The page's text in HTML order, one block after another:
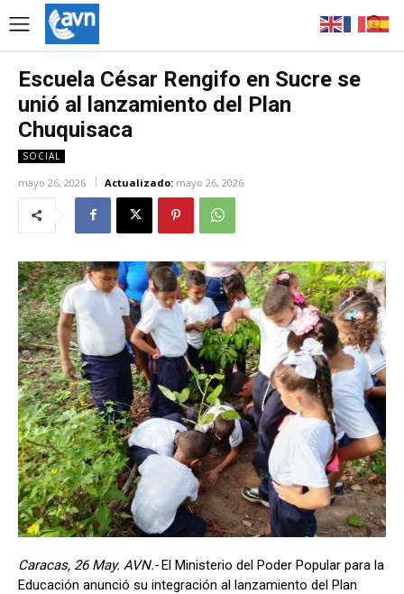
Escuela César Rengifo en Sucre se
unió al lanzamiento del Plan
Chuquisaca
SOCIAL
mayo 26, 2026 Actualizado: mayo 26, 2026
Caracas, 26 May. AVN.-El Ministerio del Poder Popular para la
Educación anunció su integración al lanzamiento del Plan